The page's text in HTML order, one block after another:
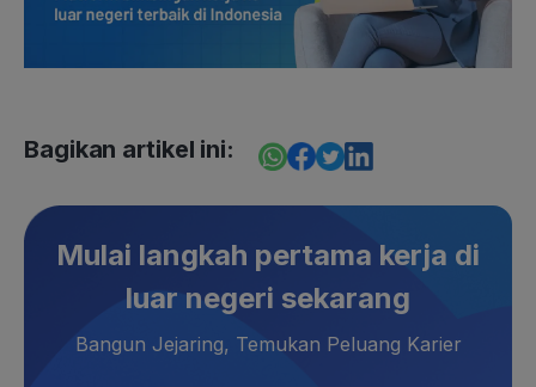
Bagikan artikel ini:
Mulai langkah pertama kerja di
luar negeri sekarang
Bangun Jejaring, Temukan Peluang Karier